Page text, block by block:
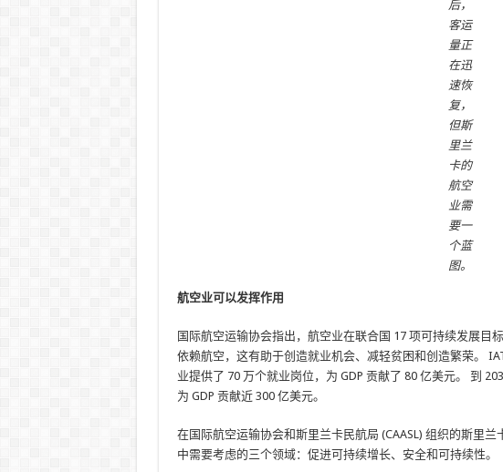
后，
客运
量正
在迅
速恢
复，
但斯
里兰
卡的
航空
业需
要一
个蓝
图。
航空业可以发挥作用
国际航空运输协会指出，航空业在联合国 17 项可持续发展目
依赖航空，这有助于创造就业机会、减轻贫困和创造繁荣。
业提供了 70 万个就业岗位，为 GDP 贡献了 80 亿美元。 到
为 GDP 贡献近 300 亿美元。
在国际航空运输协会和斯里兰卡民航局 (CAASL) 组织的斯里
中需要考虑的三个领域：促进可持续增长、安全和可持续性。